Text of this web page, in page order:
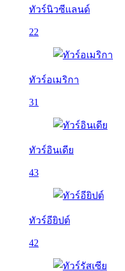
ทัวร์นิวซีแลนด์
22
ทัวร์อเมริกา
31
ทัวร์อินเดีย
43
ทัวร์อียิปต์
42